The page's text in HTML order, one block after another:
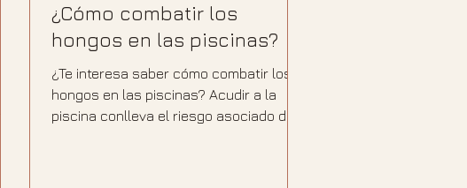
¿Cómo combatir los
hongos en las piscinas?
¿Te interesa saber cómo combatir los
hongos en las piscinas? Acudir a la
piscina conlleva el riesgo asociado de